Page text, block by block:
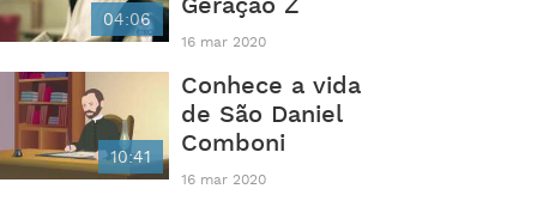
04:06
16 mar 2020
10:41
Conhece a vida
de São Daniel
Comboni
16 mar 2020